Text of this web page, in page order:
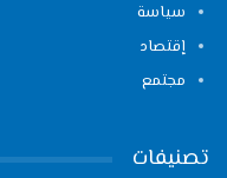
سياسة
إقتصاد
مجتمع
تصنيفات